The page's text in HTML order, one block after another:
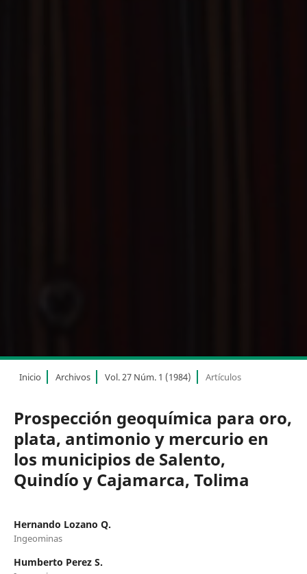
Inicio Archivos Vol. 27 Núm. 1 (1984) Artículos
Prospección geoquímica para oro,
plata, antimonio y mercurio en
los municipios de Salento,
Quindío y Cajamarca, Tolima
Hernando Lozano Q.
Ingeominas
Humberto Perez S.